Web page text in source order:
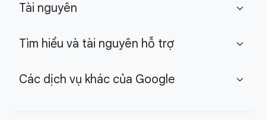
Tài nguyên expand_more
Tìm hiểu và tài nguyên hỗ trợ expand_more
Các dịch vụ khác của Google expand_more